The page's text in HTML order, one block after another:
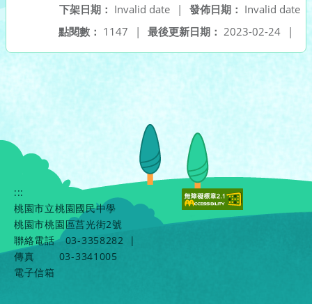
發佈日期： Invalid date
下架日期： Invalid date
|
最後更新日期： 2023-02-24 |
點閱數： 1147 |
:::
桃園市立桃園國民中學
桃園市桃園區莒光街2號
聯絡電話
03-3358282
|
傳真
03-3341005
電子信箱